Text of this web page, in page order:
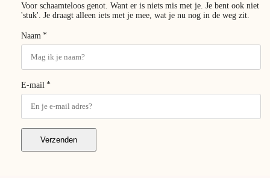
Voor schaamteloos genot. Want er is niets mis met je. Je bent ook niet
'stuk'. Je draagt alleen iets met je mee, wat je nu nog in de weg zit.
Naam *
E-mail *
Verzenden